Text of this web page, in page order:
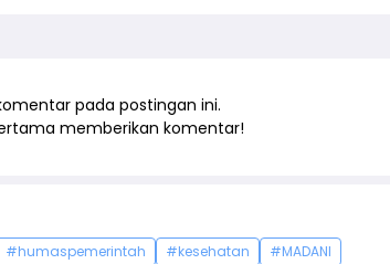
pada postingan ini.
memberikan komentar!
#humaspemerintah #kesehatan #MADANI